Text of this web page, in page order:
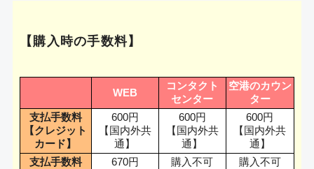
【購入時の手数料】
WEB
コンタクト
センター
空港のカウン
ター
支払手数料
【クレジット
カード】
600円
【国内外共
通】
600円
【国内外共
通】
600円
【国内外共
通】
支払手数料
670円
購入不可
購入不可